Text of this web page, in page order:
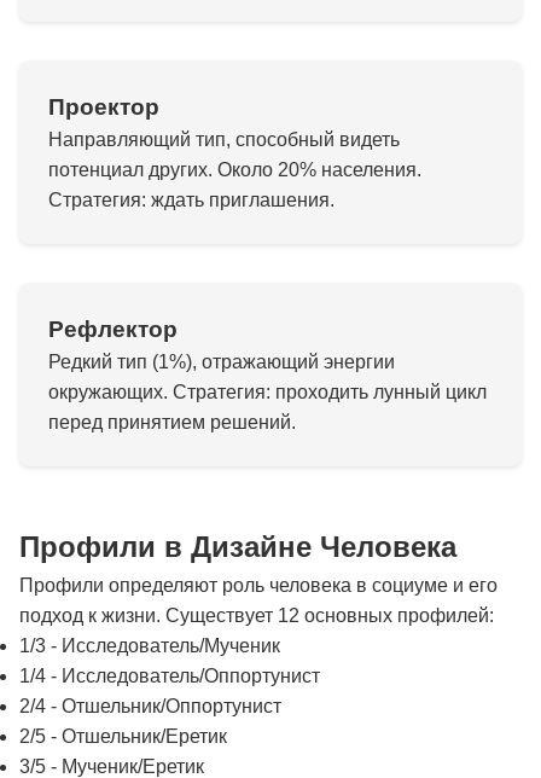
Проектор
Направляющий тип, способный видеть
потенциал других. Около 20% населения.
Стратегия: ждать приглашения.
Рефлектор
Редкий тип (1%), отражающий энергии
окружающих. Стратегия: проходить лунный цикл
перед принятием решений.
Профили в Дизайне Человека
Профили определяют роль человека в социуме и его
подход к жизни. Существует 12 основных профилей:
1/3 - Исследователь/Мученик
1/4 - Исследователь/Оппортунист
2/4 - Отшельник/Оппортунист
2/5 - Отшельник/Еретик
3/5 - Мученик/Еретик